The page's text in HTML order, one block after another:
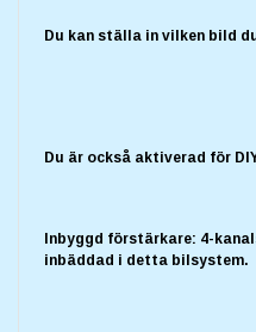
Du kan ställa in vilken bild
Du är också aktiverad för
Inbyggd förstärkare: 4-
inbäddad i detta bilsystem.